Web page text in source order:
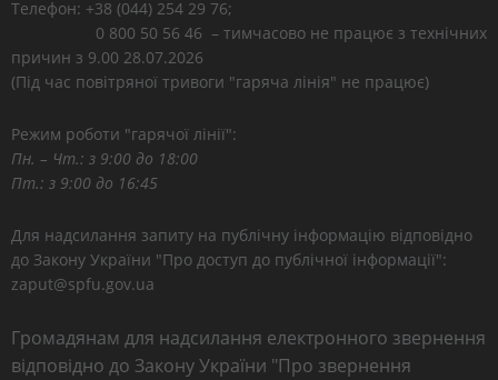
Телефон: +38 (044) 254 29 76;
0 800 50 56 46 – тимчасово не працює з технічних
причин з 9.00 28.07.2026
(Під час повітряної тривоги "гаряча лінія" не працює)
Режим роботи "гарячої лінії":
Пн. – Чт.: з 9:00 до 18:00
Пт.: з 9:00 до 16:45
Для надсилання запиту на публічну інформацію відповідно
до Закону України "Про доступ до публічної інформації":
zaput@spfu.gov.ua
Громадянам для надсилання електронного звернення
відповідно до Закону України "Про звернення